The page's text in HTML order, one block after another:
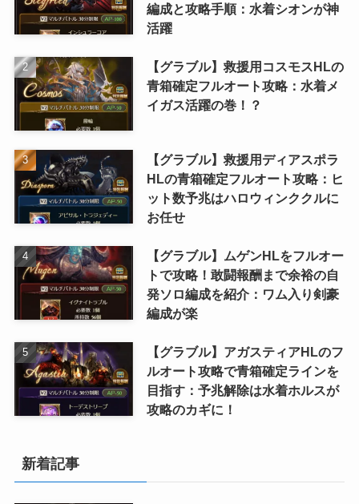
編成と攻略手順：水着シオンが神
活躍
【グラブル】救援用コスモスHLの
青箱確定フルオート攻略：水着メ
イガス活躍の巻！？
【グラブル】救援用ディアスポラ
HLの青箱確定フルオート攻略：ヒ
ット数予兆はハロウィンククルに
お任せ
【グラブル】ムゲンHLをフルオー
トで攻略！敢闘報酬まで余裕の自
発ソロ編成を紹介：ワム入り剣豪
編成が楽
【グラブル】アガスティアHLのフ
ルオート攻略で青箱確定ラインを
目指す：予兆解除は水着ホルスが
攻略のカギに！
新着記事